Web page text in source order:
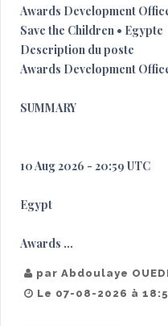
Awards Development
Save the Children • Egypte
Description du poste
Awards Development
SUMMARY
10 Aug 2026 - 20:59 UTC
Egypt
Awards ...
par Abdoulaye
Le 07-08-2026 à